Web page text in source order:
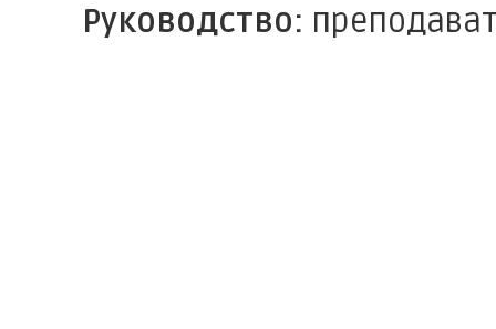
Руководство: